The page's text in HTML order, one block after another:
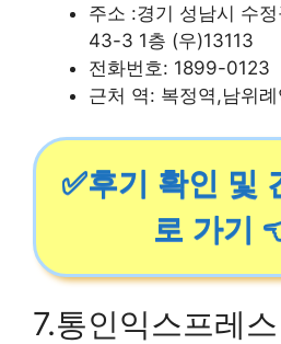
주소 :경기 성남시 수
43-3 1층 (우)13113
전화번호: 1899-0123
근처 역: 복정역,남위례
✅후기 확인 및
로 가기
7.통인익스프레